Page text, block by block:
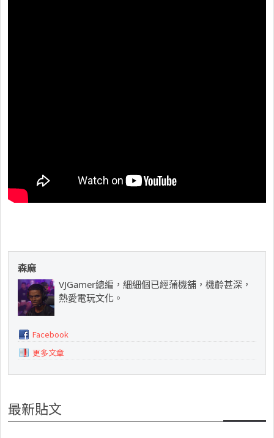
森麻
VJGamer總編，細細個已經蒲機舖，機齡甚深，
熱愛電玩文化。
Facebook
更多文章
最新貼文